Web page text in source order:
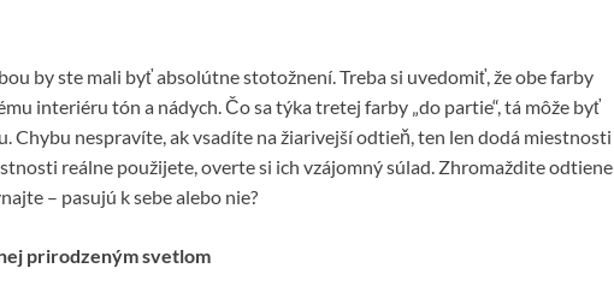
by ste mali byť absolútne stotožnení. Treba si uvedomiť, že obe farby
interiéru tón a nádych. Čo sa týka tretej farby „do partie“, tá môže byť
Chybu nespravíte, ak vsadíte na žiarivejší odtieň, ten len dodá miestnosti
reálne použijete, overte si ich vzájomný súlad. Zhromaždite odtiene
– pasujú k sebe alebo nie?
prirodzeným svetlom